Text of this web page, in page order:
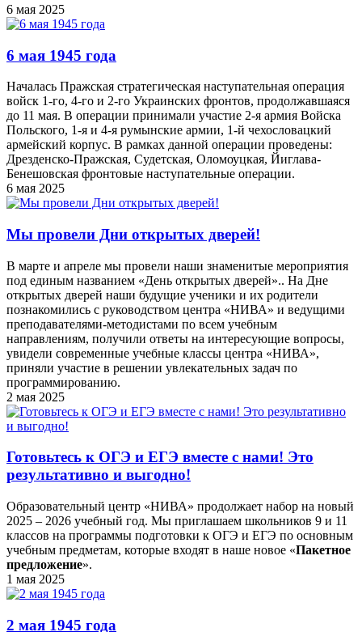
6 мая 2025
6 мая 1945 года
Началась Пражская стратегическая наступательная операция
войск 1-го, 4-го и 2-го Украинских фронтов, продолжавшаяся
до 11 мая. В операции принимали участие 2-я армия Войска
Польского, 1-я и 4-я румынские армии, 1-й чехословацкий
армейский корпус. В рамках данной операции проведены:
Дрезденско-Пражская, Судетская, Оломоуцкая, Йиглава-
Бенешовская фронтовые наступательные операции.
6 мая 2025
Мы провели Дни открытых дверей!
В марте и апреле мы провели наши знаменитые мероприятия
под единым названием «День открытых дверей».. На Дне
открытых дверей наши будущие ученики и их родители
познакомились с руководством центра «НИВА» и ведущими
преподавателями-методистами по всем учебным
направлениям, получили ответы на интересующие вопросы,
увидели современные учебные классы центра «НИВА»,
приняли участие в решении увлекательных задач по
программированию.
2 мая 2025
Готовьтесь к ОГЭ и ЕГЭ вместе с нами! Это
результативно и выгодно!
Образовательный центр «НИВА» продолжает набор на новый
2025 – 2026 учебный год. Мы приглашаем школьников 9 и 11
классов на программы подготовки к ОГЭ и ЕГЭ по основным
учебным предметам, которые входят в наше новое «Пакетное
предложение».
1 мая 2025
2 мая 1945 года